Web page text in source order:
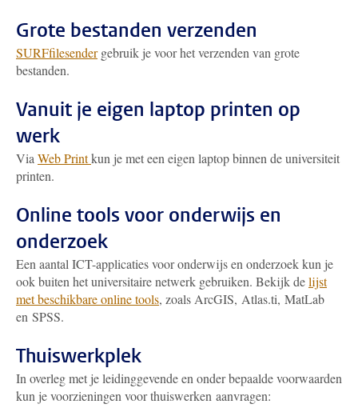
Grote bestanden verzenden
SURFfilesendergebruik je voor het verzenden van grote
bestanden.
Vanuit je eigen laptop printen op
werk
Via Web Printkun je met een eigen laptop binnen de universiteit
printen.
Online tools voor onderwijs en
onderzoek
Een aantal ICT-applicaties voor onderwijs en onderzoek kun je
ook buiten het universitaire netwerk gebruiken. Bekijk delijst
met beschikbare online tools, zoals ArcGIS, Atlas.ti, MatLab
en SPSS.
Thuiswerkplek
In overleg met je leidinggevende en onder bepaalde voorwaarden
kun je voorzieningen voor thuiswerken aanvragen: